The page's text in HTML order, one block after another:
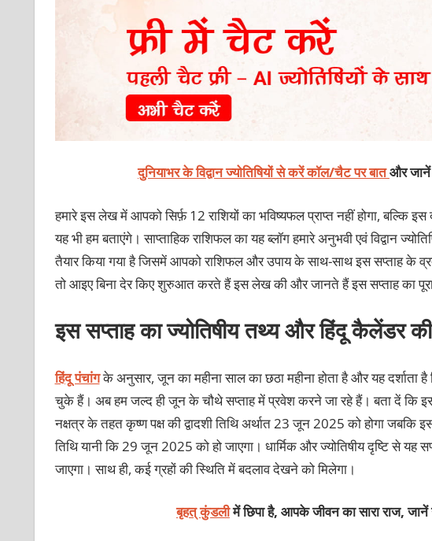
दुनियाभर के विद्वान ज्योतिषियों से करें कॉल/चैट पर बातऔर जानें
हमारे इस लेख में आपको सिर्फ़ 12 राशियों का भविष्यफल प्राप्त नहीं होगा, बल्कि
यह भी हम बताएंगे। साप्ताहिक राशिफल का यह ब्लॉग हमारे अनुभवी एवं विद्वान
तैयार किया गया है जिसमें आपको राशिफल और उपाय के साथ-साथ इस सप्ताह के व्रत-
तो आइए बिना देर किए शुरुआत करते हैं इस लेख की और जानते हैं इस सप्ताह का
इस सप्ताह का ज्योतिषीय तथ्य और हिंदू कैलेंडर
हिंदू पंचांगके अनुसार, जून का महीना साल का छठा महीना होता है और यह दर्शाता
चुके हैं। अब हम जल्द ही जून के चौथे सप्ताह में प्रवेश करने जा रहे हैं। बता दें
नक्षत्र के तहत कृष्ण पक्ष की द्वादशी तिथि अर्थात 23 जून 2025 को होगा जबकि
तिथि यानी कि 29 जून 2025 को हो जाएगा। धार्मिक और ज्योतिषीय दृष्टि से यह
जाएगा। साथ ही, कई ग्रहों की स्थिति में बदलाव देखने को मिलेगा।
बृहत् कुंडलीमें छिपा है, आपके जीवन का सारा राज, जानें